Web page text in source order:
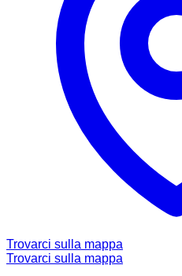
Trovarci sulla mappa
Trovarci sulla mappa